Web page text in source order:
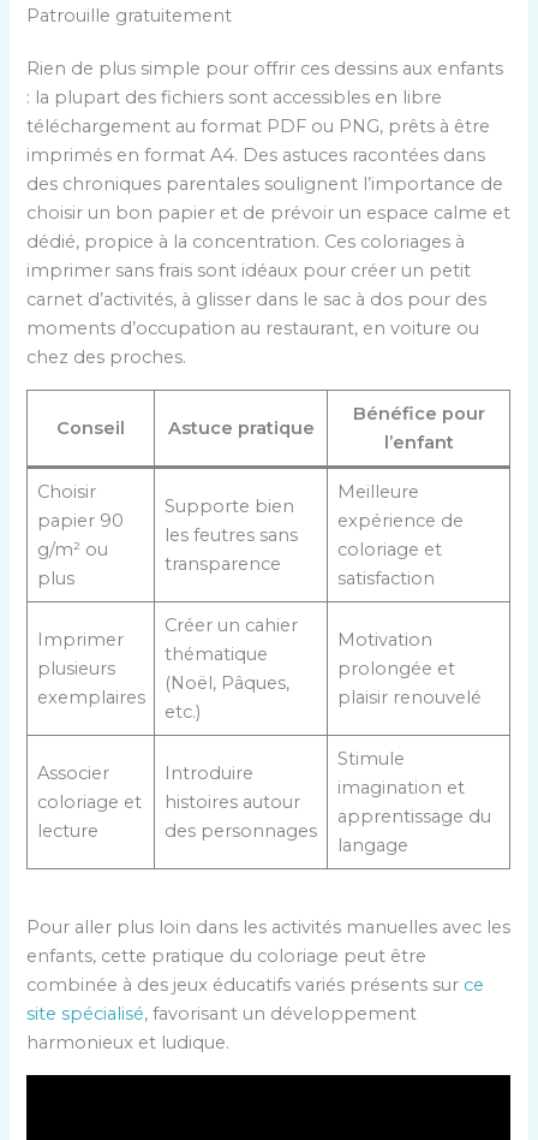
Patrouille gratuitement
Rien de plus simple pour offrir ces dessins aux enfants
: la plupart des fichiers sont accessibles en libre
téléchargement au format PDF ou PNG, prêts à être
imprimés en format A4. Des astuces racontées dans
des chroniques parentales soulignent l’importance de
choisir un bon papier et de prévoir un espace calme et
dédié, propice à la concentration. Ces coloriages à
imprimer sans frais sont idéaux pour créer un petit
carnet d’activités, à glisser dans le sac à dos pour des
moments d’occupation au restaurant, en voiture ou
chez des proches.
Conseil Astuce pratique
Bénéfice pour
l’enfant
Choisir
papier 90
g/m² ou
plus
Supporte bien
les feutres sans
transparence
Meilleure
expérience de
coloriage et
satisfaction
Imprimer
plusieurs
exemplaires
Créer un cahier
thématique
(Noël, Pâques,
etc.)
Motivation
prolongée et
plaisir renouvelé
Associer
coloriage et
lecture
Introduire
histoires autour
des personnages
Stimule
imagination et
apprentissage du
langage
Pour aller plus loin dans les activités manuelles avec les
enfants, cette pratique du coloriage peut être
combinée à des jeux éducatifs variés présents sur ce
site spécialisé, favorisant un développement
harmonieux et ludique.